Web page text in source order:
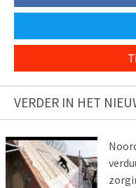
VERDER IN HET